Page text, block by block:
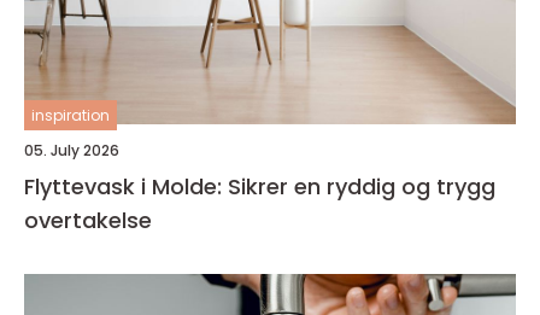
inspiration
05. July 2026
Flyttevask i Molde: Sikrer en ryddig og trygg
overtakelse